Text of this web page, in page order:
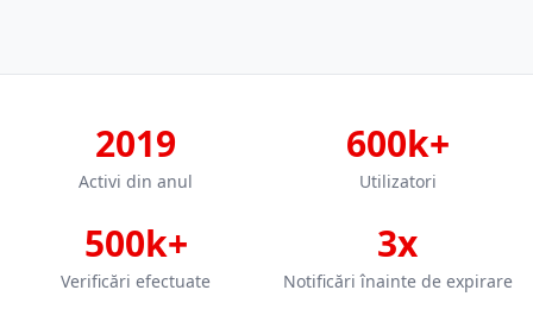
2019
Activi din anul
600k+
Utilizatori
500k+
Verificări efectuate
3x
Notificări înainte de expirare